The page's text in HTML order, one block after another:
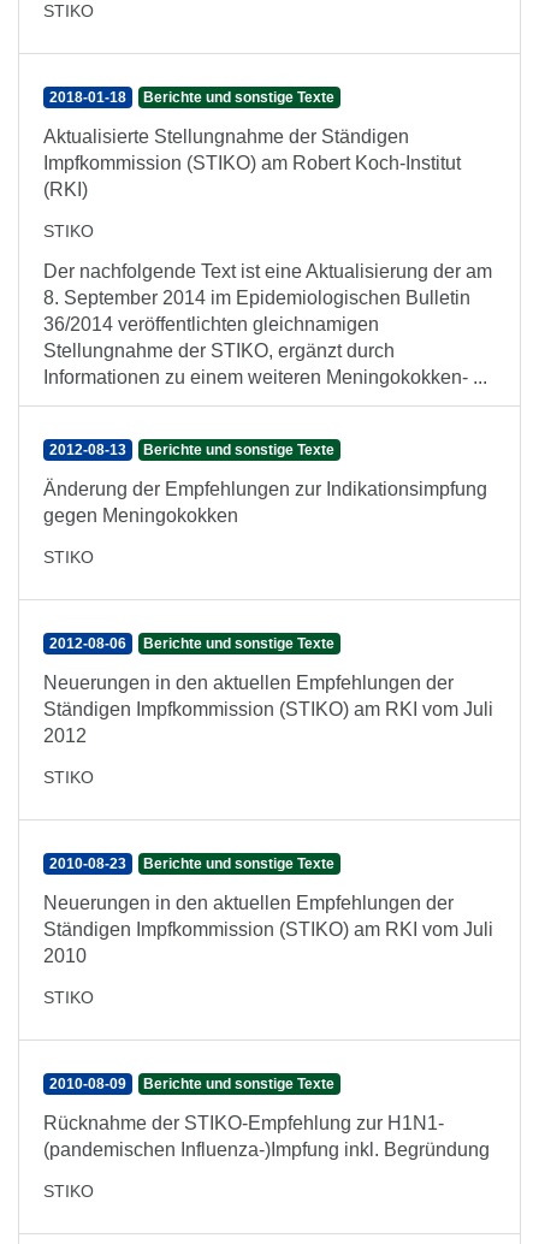
STIKO
2018-01-18 Berichte und sonstige Texte
Aktualisierte Stellungnahme der Ständigen
Impfkommission (STIKO) am Robert Koch-Institut
(RKI)
STIKO
Der nachfolgende Text ist eine Aktualisierung der am
8. September 2014 im Epidemiologischen Bulletin
36/2014 veröffentlichten gleichnamigen
Stellungnahme der STIKO, ergänzt durch
Informationen zu einem weiteren Meningokokken- ...
2012-08-13 Berichte und sonstige Texte
Änderung der Empfehlungen zur Indikationsimpfung
gegen Meningokokken
STIKO
2012-08-06 Berichte und sonstige Texte
Neuerungen in den aktuellen Empfehlungen der
Ständigen Impfkommission (STIKO) am RKI vom Juli
2012
STIKO
2010-08-23 Berichte und sonstige Texte
Neuerungen in den aktuellen Empfehlungen der
Ständigen Impfkommission (STIKO) am RKI vom Juli
2010
STIKO
2010-08-09 Berichte und sonstige Texte
Rücknahme der STIKO-Empfehlung zur H1N1-
(pandemischen Influenza-)Impfung inkl. Begründung
STIKO